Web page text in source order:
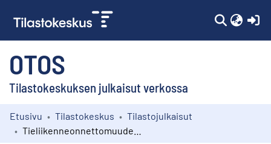
OTOS
Tilastokeskuksen julkaisut verkossa
Kokoelmat
Etusivu Tilastokeskus
Tilastojulkaisut